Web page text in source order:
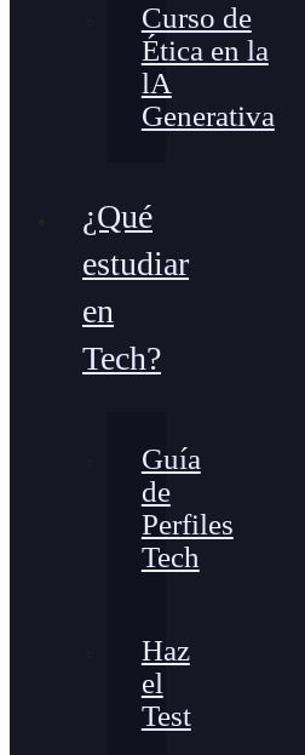
Curso de
Ética en la
lA
Generativa
¿Qué
estudiar
en
Tech?
Guía
de
Perfiles
Tech
Haz
el
Test